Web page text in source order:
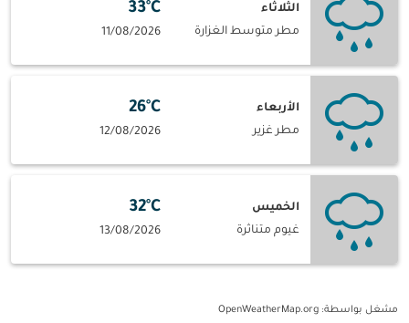
الثلاثاء
مطر متوسط الغزارة
33°C
11/08/2026
الأربعاء
مطر غزير
26°C
12/08/2026
الخميس
غيوم متناثرة
32°C
13/08/2026
مشغل بواسطة: OpenWeatherMap.org